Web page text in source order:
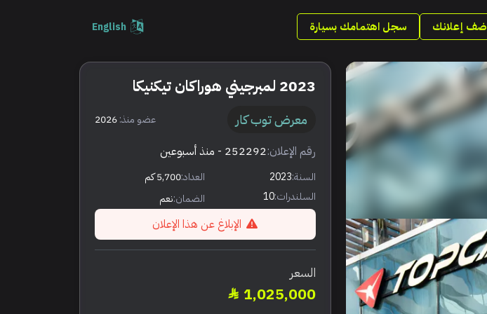
إعلانك سجل اهتمامك بسيارة English
2023 لمبرجيني هوراكان تيكنيكا
معرض توب كار عضو منذ:2026
رقم الإعلان:252292 - منذ أسبوعين
السنة:2023 العداد:5,700 كم
السلندرات:10 الضمان:نعم
الإبلاغ عن هذا الإعلان
السعر
1,025,000